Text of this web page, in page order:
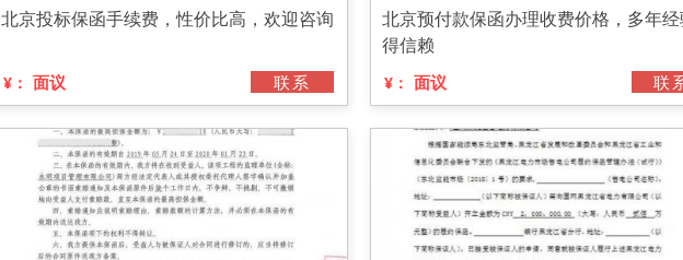
北京投标保函手续费，性价比高，欢迎咨询
¥： 面议 联系
北京预付款保函办理收费价格，多年
得信赖
¥： 面议 联